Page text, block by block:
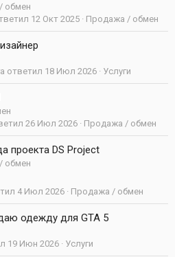
р
обмен
Продажа / обмен
12 Окт 2025
Услуги
18 Июл 2026
Продажа / обмен
26 Июл 2026
проекта DS Project
обмен
Продажа / обмен
4 Июл 2026
одежду для GTA 5
Услуги
19 Июн 2026